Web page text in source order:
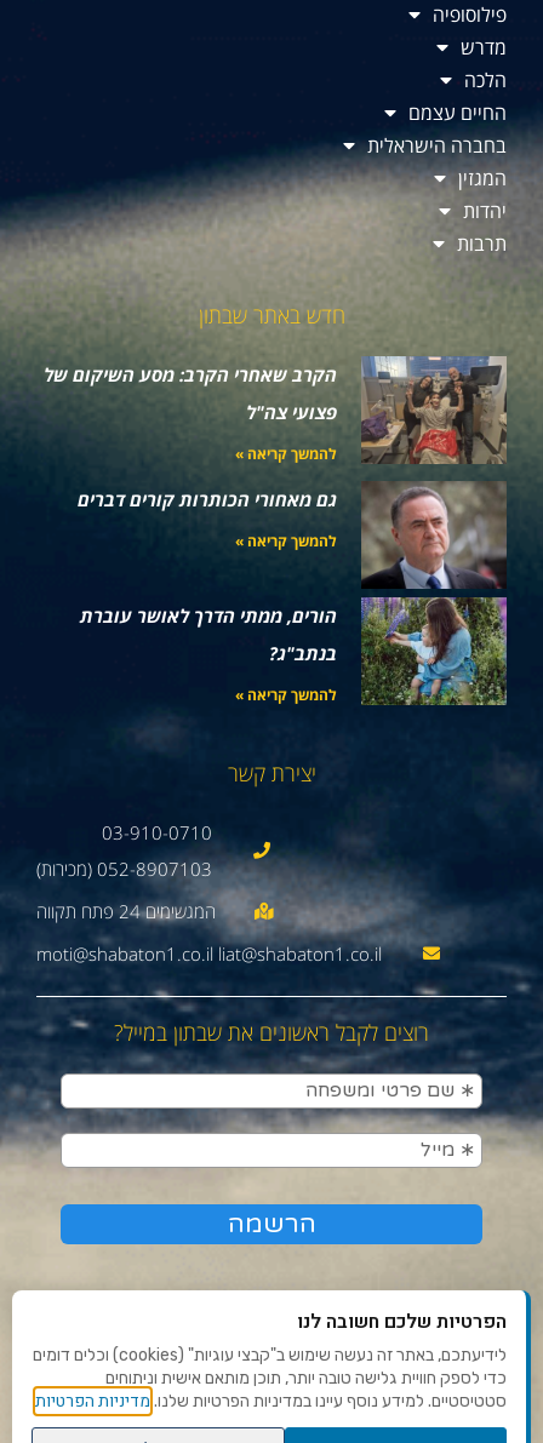
פילוסופיה
מדרש
הלכה
החיים עצמם
בחברה הישראלית
המגזין
יהדות
תרבות
חדש באתר שבתון
הקרב שאחרי הקרב: מסע השיקום של
פצועי צה"ל
להמשך קריאה »
גם מאחורי הכותרות קורים דברים
להמשך קריאה »
הורים, ממתי הדרך לאושר עוברת
בנתב"ג?
להמשך קריאה »
יצירת קשר
03-910-0710
052-8907103 (מכירות)
moti@shabaton1.co.il liat@shabaton1.co.il
רוצים לקבל ראשונים את שבתון במייל?
תנאי שימוש ומדיניות פרטיות
פנו אלינו
הפרטיות שלכם חשובה לנו
לידיעתכם, באתר זה נעשה שימוש ב"קבצי עוגיות" (cookies) וכלים דומים
כדי לספק חוויית גלישה טובה יותר, תוכן מותאם אישית וניתוחים
סטטיסטיים. למידע נוסף עיינו במדיניות הפרטיות שלנו. מדיניות הפרטיות